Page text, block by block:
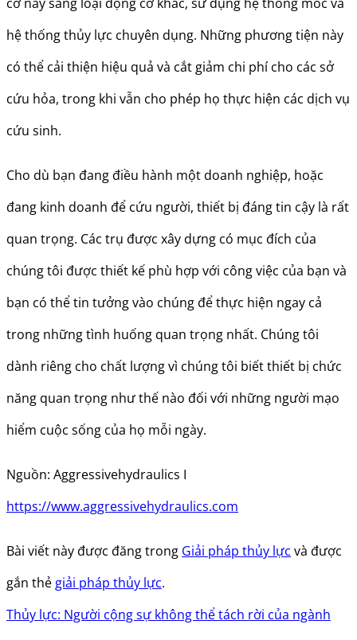
hệ thống thủy lực chuyên dụng. Những phương tiện này
có thể cải thiện hiệu quả và cắt giảm chi phí cho các sở
cứu hỏa, trong khi vẫn cho phép họ thực hiện các dịch vụ
cứu sinh.
Cho dù bạn đang điều hành một doanh nghiệp, hoặc
đang kinh doanh để cứu người, thiết bị đáng tin cậy là rất
quan trọng. Các trụ được xây dựng có mục đích của
chúng tôi được thiết kế phù hợp với công việc của bạn và
bạn có thể tin tưởng vào chúng để thực hiện ngay cả
trong những tình huống quan trọng nhất. Chúng tôi
dành riêng cho chất lượng vì chúng tôi biết thiết bị chức
năng quan trọng như thế nào đối với những người mạo
hiểm cuộc sống của họ mỗi ngày.
Nguồn: Aggressivehydraulics I
https://www.aggressivehydraulics.com
Bài viết này được đăng trong Giải pháp thủy lực và được
gắn thẻ giải pháp thủy lực.
Thủy lực: Người cộng sự không thể tách rời của ngành